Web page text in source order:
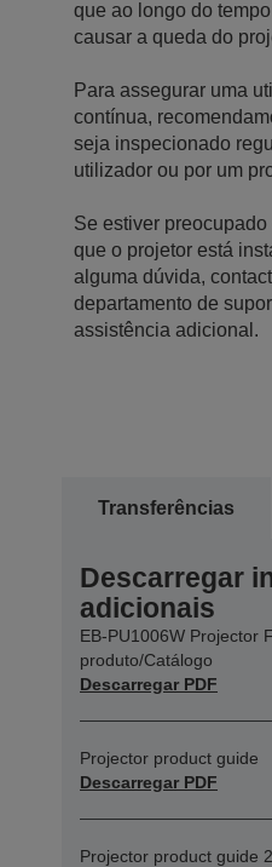
que ao longo do
causar a queda do
Para assegurar uma
contínua,
seja inspecionado
utilizador ou por um
Se estiver
que o projetor está
alguma dúvida,
departamento de
assistência adicional.
Transferências
Descarregar
adicionais
EB-PU1006W Projector
produto/Catálogo
Descarregar PDF
Projector product guide
Descarregar PDF
Projector product guide